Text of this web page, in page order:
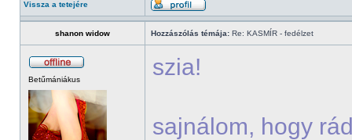
Vissza a tetejére
shanon widow Hozzászólás témája: Re: KASMÍR - fedélzet
Betűmániákus szia!
sajnálom, hogy